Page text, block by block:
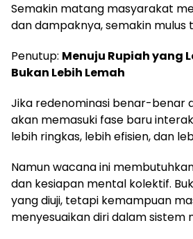
Semakin matang masyarakat
dan dampaknya, semakin mulus
Penutup: Menuju Rupiah yang
Bukan Lebih Lemah
Jika redenominasi benar-benar
akan memasuki fase baru
lebih ringkas, lebih efisien, dan
Namun wacana ini
dan kesiapan mental kolektif.
yang diuji, tetapi kemampuan
menyesuaikan diri dalam sistem